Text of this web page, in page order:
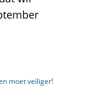
moet veiliger!